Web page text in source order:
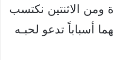
ومن الاثنتين نكتسب
أسباباً تدعو لحبـه